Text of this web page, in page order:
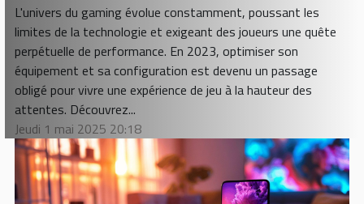
L'univers du gaming évolue constamment, poussant les
limites de la technologie et exigeant des joueurs une quête
perpétuelle de performance. En 2023, optimiser son
équipement et sa configuration est devenu un passage
obligé pour vivre une expérience de jeu à la hauteur des
attentes. Découvrez...
Jeudi 1 mai 2025 20:18